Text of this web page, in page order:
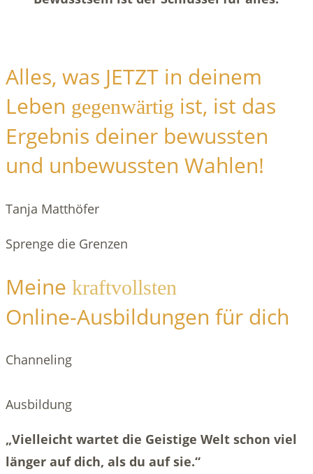
Alles, was JETZT in deinem
Leben gegenwärtig ist, ist das
Ergebnis deiner bewussten
und unbewussten Wahlen!
Tanja Matthöfer
Sprenge die Grenzen
Meine kraftvollsten
Online-Ausbildungen für dich
Channeling
Ausbildung
„Vielleicht wartet die Geistige Welt schon viel
länger auf dich, als du auf sie.“